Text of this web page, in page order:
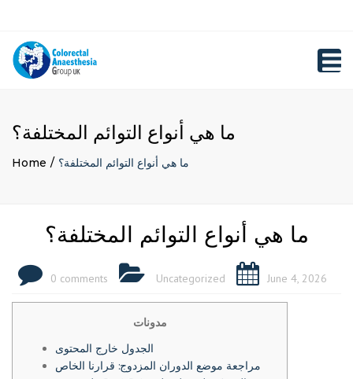
ما هي أنواع التوائم المختلفة؟
Home ما هي أنواع التوائم المختلفة؟
ما هي أنواع التوائم المختلفة؟
0 comments Uncategorized June 4, 2026
مدونات
الجدول خارج المحتوى
مراجعة موضع الدوران المزدوج: قرارنا الخاص